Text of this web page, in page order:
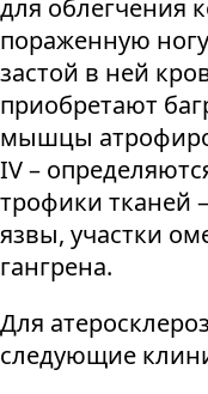
для облегчения
пораженную
застой в ней
приобретают
мышцы
IV –
трофики тканей
язвы, участки
гангрена.
Для
следующие